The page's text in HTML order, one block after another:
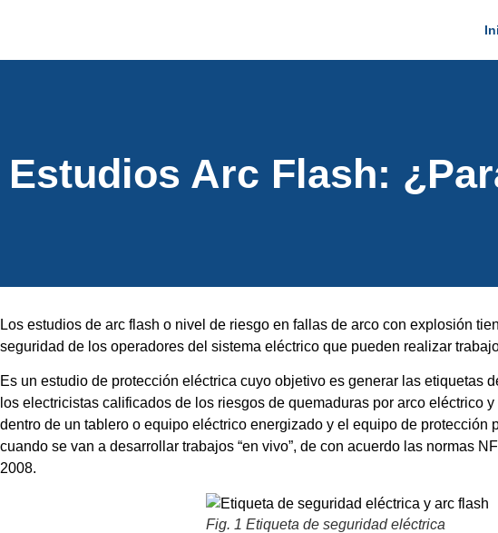
Estudios Arc Flash:
Los estudios de arc flash o nivel de riesgo en fallas de arco con explosión
seguridad de los operadores del sistema eléctrico que pueden realizar
Es un estudio de protección eléctrica cuyo objetivo es generar las etiquetas
los electricistas calificados de los riesgos de quemaduras por arco eléctrico
dentro de un tablero o equipo eléctrico energizado y el equipo de protección
cuando se van a desarrollar trabajos “en vivo”, de con acuerdo las normas
2008.
Fig. 1 Etiqueta de seguridad eléctrica